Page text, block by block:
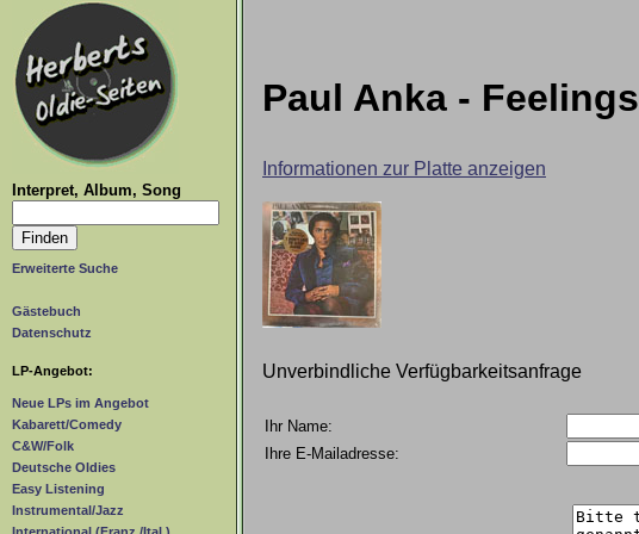
Interpret, Album, Song
Erweiterte Suche
Gästebuch
Datenschutz
LP-Angebot:
Neue LPs im Angebot
Kabarett/Comedy
C&W/Folk
Deutsche Oldies
Easy Listening
Instrumental/Jazz
Paul Anka - Feelings
Informationen zur Platte anzeigen
Unverbindliche Verfügbarkeitsanfrage
Ihr Name:
Ihre E-Mailadresse: